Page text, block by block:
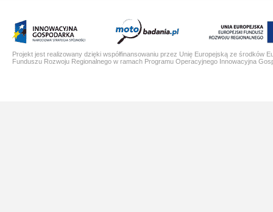
Projekt jest realizowany dzięki współfinansowaniu przez Unię Europejską ze środków
Funduszu Rozwoju Regionalnego w ramach Programu Operacyjnego Innowacyjna